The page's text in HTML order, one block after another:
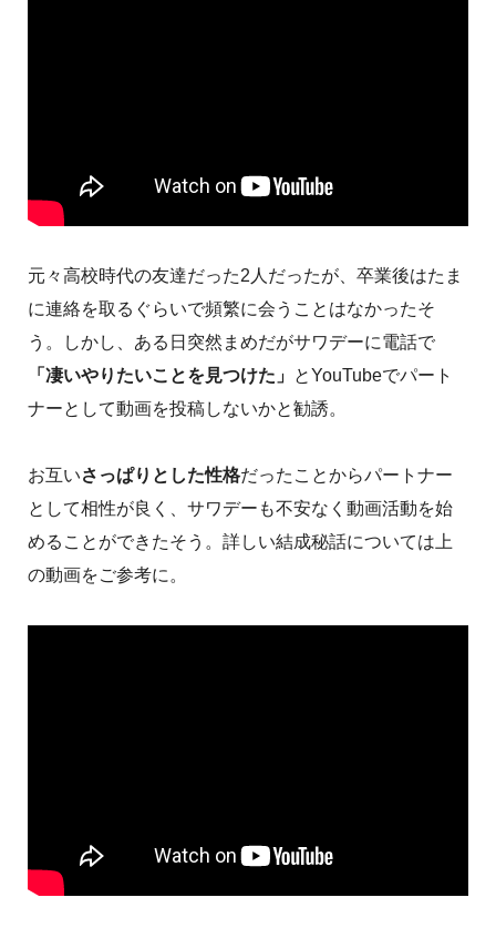
元々高校時代の友達だった2人だったが、卒業後はたま
に連絡を取るぐらいで頻繁に会うことはなかったそ
う。しかし、ある日突然まめだがサワデーに電話で
「凄いやりたいことを見つけた」 とYouTubeでパート
ナーとして動画を投稿しないかと勧誘。
お互いさっぱりとした性格だったことからパートナー
として相性が良く、サワデーも不安なく動画活動を始
めることができたそう。詳しい結成秘話については上
の動画をご参考に。